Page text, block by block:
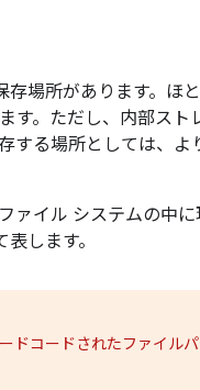
存場所があります。ほ
す。ただし、内部スト
する場所としては、よ
ァイル システムの中に
します。
ドコードされたファイル